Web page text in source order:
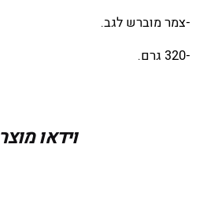
-צמר מוברש לגב.
-320 גרם.
Pastel Yellow
וידאו מוצר